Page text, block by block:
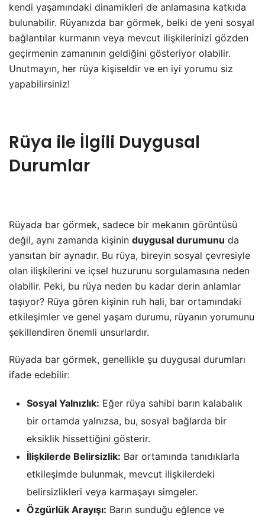
kendi yaşamındaki dinamikleri de anlamasına katkıda
bulunabilir. Rüyanızda bar görmek, belki de yeni sosyal
bağlantılar kurmanın veya mevcut ilişkilerinizi gözden
geçirmenin zamanının geldiğini gösteriyor olabilir.
Unutmayın, her rüya kişiseldir ve en iyi yorumu siz
yapabilirsiniz!
Rüya ile İlgili Duygusal
Durumlar
Rüyada bar görmek, sadece bir mekanın görüntüsü
değil, aynı zamanda kişinin duygusal durumunu da
yansıtan bir aynadır. Bu rüya, bireyin sosyal çevresiyle
olan ilişkilerini ve içsel huzurunu sorgulamasına neden
olabilir. Peki, bu rüya neden bu kadar derin anlamlar
taşıyor? Rüya gören kişinin ruh hali, bar ortamındaki
etkileşimler ve genel yaşam durumu, rüyanın yorumunu
şekillendiren önemli unsurlardır.
Rüyada bar görmek, genellikle şu duygusal durumları
ifade edebilir:
Sosyal Yalnızlık: Eğer rüya sahibi barın kalabalık
bir ortamda yalnızsa, bu, sosyal bağlarda bir
eksiklik hissettiğini gösterir.
İlişkilerde Belirsizlik: Bar ortamında tanıdıklarla
etkileşimde bulunmak, mevcut ilişkilerdeki
belirsizlikleri veya karmaşayı simgeler.
Özgürlük Arayışı: Barın sunduğu eğlence ve